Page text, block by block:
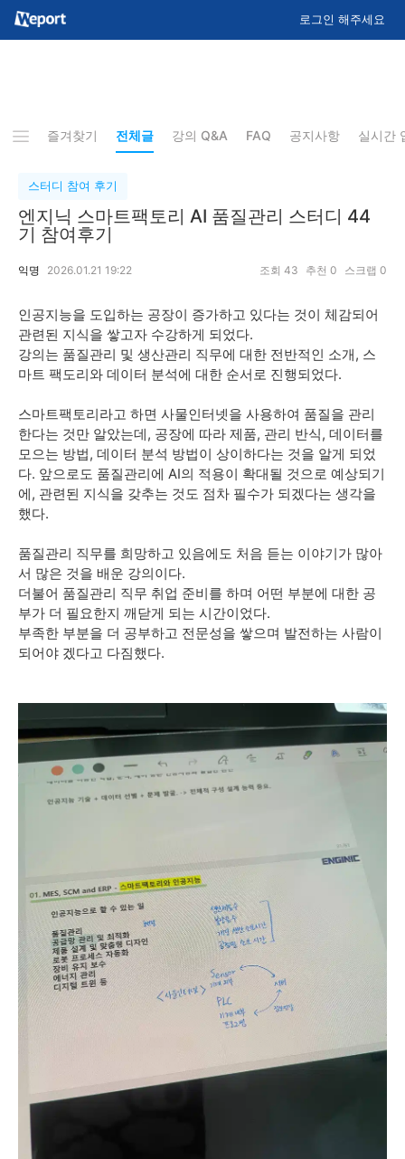
로그인 해주세요
즐겨찾기 전체글 강의 Q&A FAQ 공지사항 실시간
스터디 참여 후기
엔지닉 스마트팩토리 AI 품질관리 스터디 44
기 참여후기
익명 2026.01.21 19:22 조회 43 추천 0 스크랩 0
인공지능을 도입하는 공장이 증가하고 있다는 것이 체감되어
관련된 지식을 쌓고자 수강하게 되었다.
강의는 품질관리 및 생산관리 직무에 대한 전반적인 소개, 스
마트 팩도리와 데이터 분석에 대한 순서로 진행되었다.
스마트팩토리라고 하면 사물인터넷을 사용하여 품질을 관리
한다는 것만 알았는데, 공장에 따라 제품, 관리 반식, 데이터를
모으는 방법, 데이터 분석 방법이 상이하다는 것을 알게 되었
다. 앞으로도 품질관리에 AI의 적용이 확대될 것으로 예상되기
에, 관련된 지식을 갖추는 것도 점차 필수가 되겠다는 생각을
했다.
품질관리 직무를 희망하고 있음에도 처음 듣는 이야기가 많아
서 많은 것을 배운 강의이다.
더불어 품질관리 직무 취업 준비를 하며 어떤 부분에 대한 공
부가 더 필요한지 깨닫게 되는 시간이었다.
부족한 부분을 더 공부하고 전문성을 쌓으며 발전하는 사람이
되어야 겠다고 다짐했다.